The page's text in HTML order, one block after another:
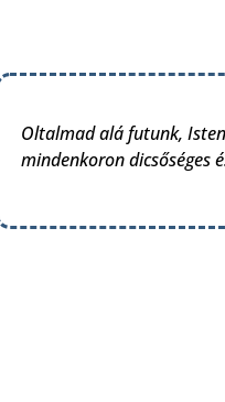
Oltalmad alá futunk,
mindenkoron dicsőséges